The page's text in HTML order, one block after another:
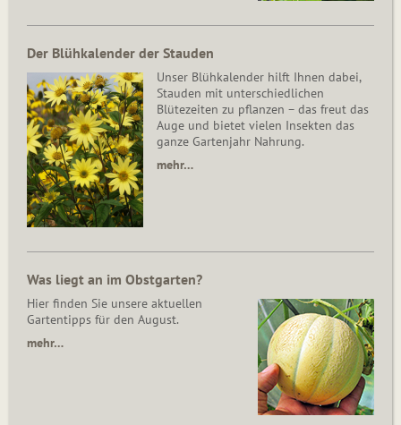
Der Blühkalender der Stauden
Unser Blühkalender hilft Ihnen dabei,
Stauden mit unterschiedlichen
Blütezeiten zu pflanzen – das freut das
Auge und bietet vielen Insekten das
ganze Gartenjahr Nahrung.
mehr…
Was liegt an im Obstgarten?
Hier finden Sie unsere aktuellen
Gartentipps für den August.
mehr…